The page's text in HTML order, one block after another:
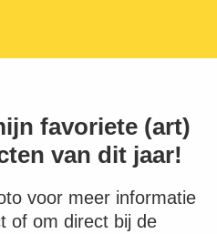
favoriete (art)
van dit jaar!
voor meer informatie
of om direct bij de